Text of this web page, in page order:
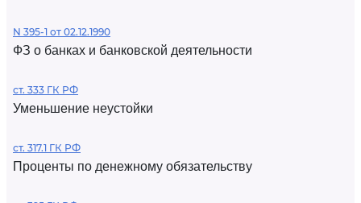
N 395-1 от 02.12.1990
ФЗ о банках и банковской деятельности
ст. 333 ГК РФ
Уменьшение неустойки
ст. 317.1 ГК РФ
Проценты по денежному обязательству